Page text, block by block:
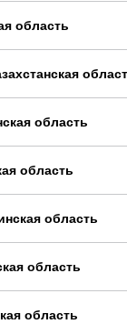
область
область
область
область
область
область